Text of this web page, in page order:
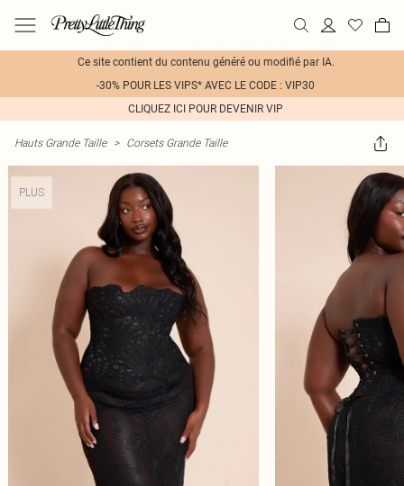
Ce site contient du contenu généré ou modifié par IA.
-30% POUR LES VIPS* AVEC LE CODE : VIP30
CLIQUEZ ICI POUR DEVENIR VIP
Hauts Grande Taille > Corsets Grande Taille
PLUS